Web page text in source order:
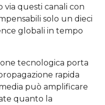
via questi canali con
solo un dieci
globali in tempo
tecnologica porta
rapida
può amplificare
quanto la